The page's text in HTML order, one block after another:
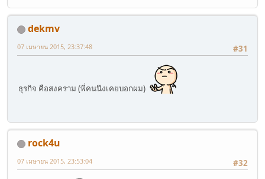
dekmv
#31
07 เมษายน 2015, 23:37:48
ธุรกิจ คือสงคราม (พี่คนนึงเคยบอกผม)
rock4u
#32
07 เมษายน 2015, 23:53:04